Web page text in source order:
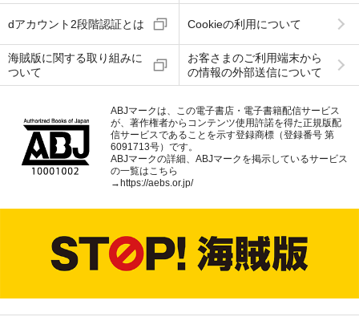
dアカウント2段階認証とは Cookieの利用について
海賊版に関する取り組みに
ついて
お客さまのご利用端末から
の情報の外部送信について
ABJマークは、この電子書店・電子書籍配信サービス
が、著作権者からコンテンツ使用許諾を得た正規版配
信サービスであることを示す登録商標（登録番号 第
6091713号）です。
ABJマークの詳細、ABJマークを掲示しているサービス
の一覧はこちら
→https://aebs.or.jp/